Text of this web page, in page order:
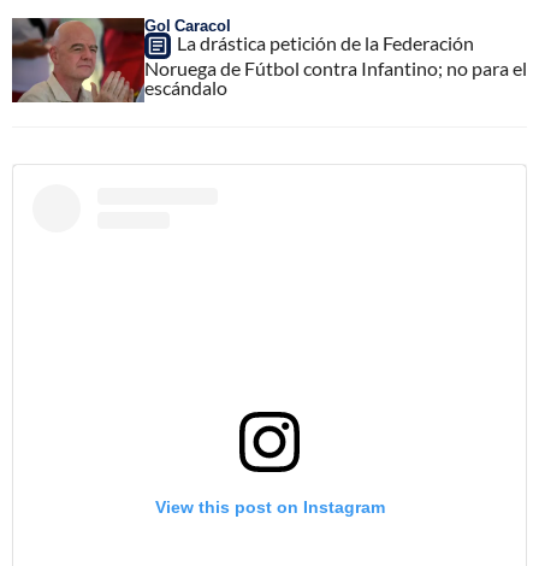
Gol Caracol
La drástica petición de la Federación
Noruega de Fútbol contra Infantino; no para el
escándalo
View this post on Instagram